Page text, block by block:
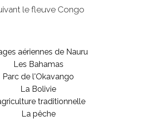
le fleuve Congo
aériennes de Nauru
Les Bahamas
Parc de l'Okavango
La Bolivie
traditionnelle
La pêche